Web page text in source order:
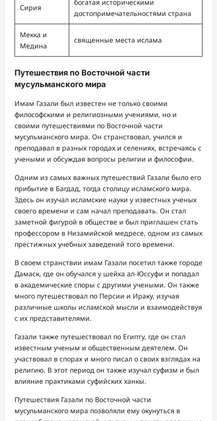
Сирия
богатая историческими
достопримечательностями страна
Мекка и
Медина
священные места ислама
Путешествия по Восточной части
мусульманского мира
Имам Газали был известен не только своими
философскими и религиозными учениями, но и
своими путешествиями по Восточной части
мусульманского мира. Он странствовал, учился и
преподавал в разных городах и селениях, встречаясь с
учеными и обсуждая вопросы религии и философии.
Одним из самых важных путешествий Газали было его
прибытие в Багдад, тогда столицу исламского мира.
Здесь он изучал исламские науки у известных ученых
своего времени и сам начал преподавать. Он стал
заметной фигурой в обществе и был приглашен стать
профессором в Низамийской медресе, одном из самых
престижных учебных заведений того времени.
В своем странствии имам Газали посетил также городе
Дамаск, где он обучался у шейха ал-Юссуфи и попадал
в академические споры с другими учеными. Он также
много путешествовал по Персии и Ираку, изучая
различные школы исламской мысли и взаимодействуя
с их представителями.
Газали также путешествовал по Египту, где он стал
известным ученым и общественным деятелем. Он
участвовал в спорах и много писал о своих взглядах на
религию. В этот период он также изучал суфизм и был
влияние практиками суфийских ханкы.
Путешествия Газали по Восточной части
мусульманского мира позволяли ему окунуться в